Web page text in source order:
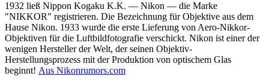
1932 ließ Nippon Kogaku K.K. — Nikon — die Marke
"NIKKOR" registrieren. Die Bezeichnung für Objektive aus dem
Hause Nikon. 1933 wurde die erste Lieferung von Aero-Nikkor-
Objektiven für die Luftbildfotografie verschickt. Nikon ist einer der
wenigen Hersteller der Welt, der seinen Objektiv-
Herstellungsprozess mit der Produktion von optischem Glas
beginnt! Aus Nikonrumors.com